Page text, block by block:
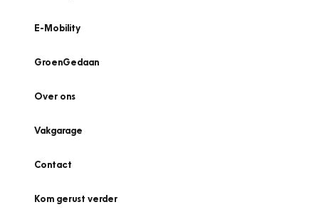
E-Mobility
GroenGedaan
Over ons
Vakgarage
Contact
Kom gerust verder